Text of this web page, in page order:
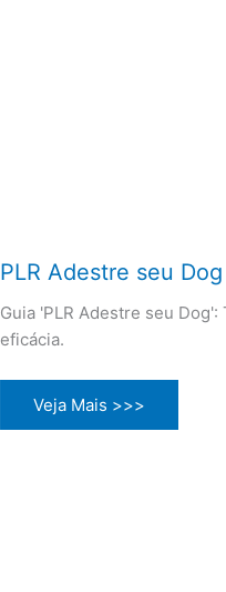
PLR Adestre seu Dog
Guia 'PLR Adestre seu
eficácia.
Veja Mais >>>